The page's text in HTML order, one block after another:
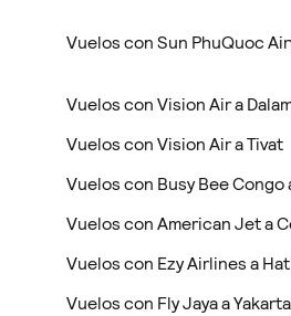
Vuelos con Sun PhuQuoc
Vuelos con Vision Air a
Vuelos con Vision Air a Tivat
Vuelos con Busy Bee Congo
Vuelos con American Jet a
Vuelos con Ezy Airlines a Hat
Vuelos con Fly Jaya a